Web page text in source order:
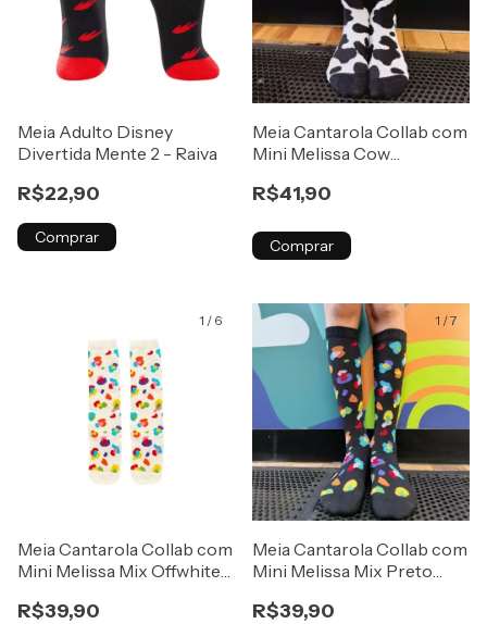
Meia Adulto Disney
Divertida Mente 2 - Raiva
R$22,90
Comprar
Meia Cantarola Collab com
Mini Melissa Cow
R$41,90
Comprar
1 / 6
Meia Cantarola Collab com
Mini Melissa Mix Offwhite
R$39,90
1 /7
Meia Cantarola Collab com
Mini Melissa Mix Preto
R$39,90